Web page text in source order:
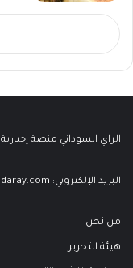
الراي السوداني منصة
البريد الإلكتروني:
من نحن
هيئة التحرير